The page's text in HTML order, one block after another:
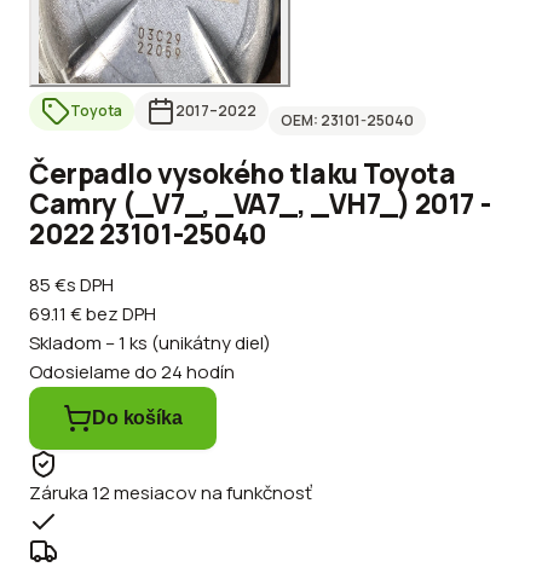
Toyota 2017–2022 OEM: 23101-25040
Čerpadlo vysokého tlaku Toyota
Camry (_V7_, _VA7_, _VH7_) 2017 -
2022 23101-25040
85 €s DPH
69.11 €bez DPH
Skladom – 1 ks (unikátny diel)
Odosielame do 24 hodín
Do košíka
Záruka 12 mesiacov na funkčnosť